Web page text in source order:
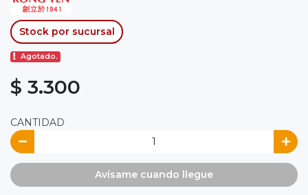
Stock por sucursal
Agotado.
$ 3.300
CANTIDAD
Avísame cuando llegue